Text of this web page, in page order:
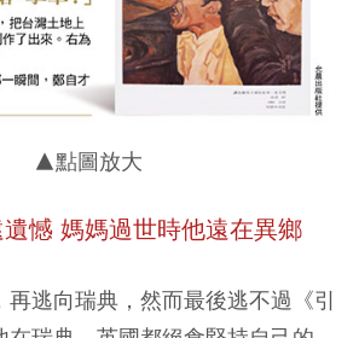
▲點圖放大
憾 媽媽過世時他遠在異鄉
逃向瑞典，然而最後逃不過《引